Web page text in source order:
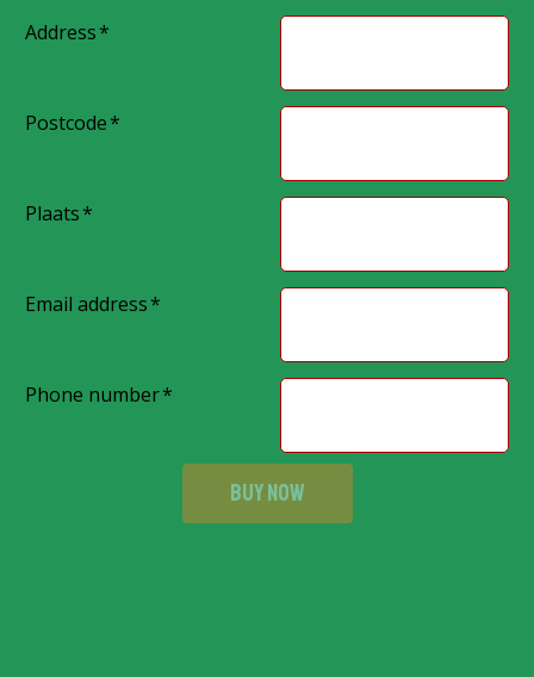
Address
Postcode
Plaats
Email address
Phone number
BUY NOW